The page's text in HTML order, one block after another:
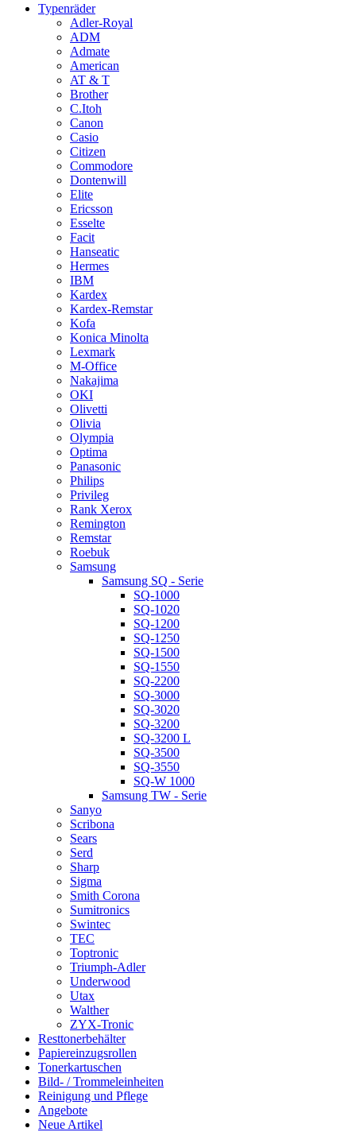
Typenräder
Adler-Royal
ADM
Admate
American
AT & T
Brother
C.Itoh
Canon
Casio
Citizen
Commodore
Dontenwill
Elite
Ericsson
Esselte
Facit
Hanseatic
Hermes
IBM
Kardex
Kardex-Remstar
Kofa
Konica Minolta
Lexmark
M-Office
Nakajima
OKI
Olivetti
Olivia
Olympia
Optima
Panasonic
Philips
Privileg
Rank Xerox
Remington
Remstar
Roebuk
Samsung
Samsung SQ - Serie
SQ-1000
SQ-1020
SQ-1200
SQ-1250
SQ-1500
SQ-1550
SQ-2200
SQ-3000
SQ-3020
SQ-3200
SQ-3200 L
SQ-3500
SQ-3550
SQ-W 1000
Samsung TW - Serie
Sanyo
Scribona
Sears
Serd
Sharp
Sigma
Smith Corona
Sumitronics
Swintec
TEC
Toptronic
Triumph-Adler
Underwood
Utax
Walther
ZYX-Tronic
Resttonerbehälter
Papiereinzugsrollen
Tonerkartuschen
Bild- / Trommeleinheiten
Reinigung und Pflege
Angebote
Neue Artikel